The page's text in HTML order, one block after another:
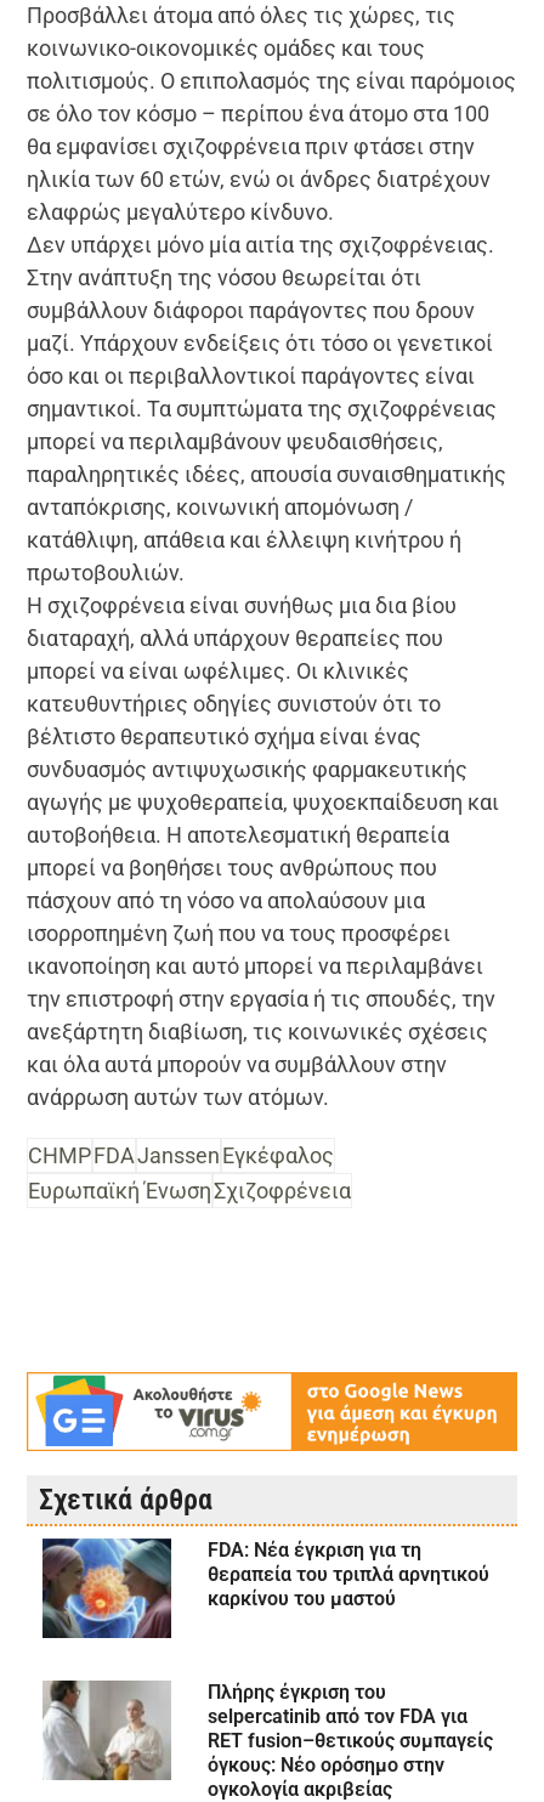
Προσβάλλει άτομα από όλες τις χώρες, τις
κοινωνικο-οικονομικές ομάδες και τους
πολιτισμούς. Ο επιπολασμός της είναι παρόμοιος
σε όλο τον κόσμο – περίπου ένα άτομο στα 100
θα εμφανίσει σχιζοφρένεια πριν φτάσει στην
ηλικία των 60 ετών, ενώ οι άνδρες διατρέχουν
ελαφρώς μεγαλύτερο κίνδυνο.
Δεν υπάρχει μόνο μία αιτία της σχιζοφρένειας.
Στην ανάπτυξη της νόσου θεωρείται ότι
συμβάλλουν διάφοροι παράγοντες που δρουν
μαζί. Υπάρχουν ενδείξεις ότι τόσο οι γενετικοί
όσο και οι περιβαλλοντικοί παράγοντες είναι
σημαντικοί. Τα συμπτώματα της σχιζοφρένειας
μπορεί να περιλαμβάνουν ψευδαισθήσεις,
παραληρητικές ιδέες, απουσία συναισθηματικής
ανταπόκρισης, κοινωνική απομόνωση /
κατάθλιψη, απάθεια και έλλειψη κινήτρου ή
πρωτοβουλιών.
Η σχιζοφρένεια είναι συνήθως μια δια βίου
διαταραχή, αλλά υπάρχουν θεραπείες που
μπορεί να είναι ωφέλιμες. Οι κλινικές
κατευθυντήριες οδηγίες συνιστούν ότι το
βέλτιστο θεραπευτικό σχήμα είναι ένας
συνδυασμός αντιψυχωσικής φαρμακευτικής
αγωγής με ψυχοθεραπεία, ψυχοεκπαίδευση και
αυτοβοήθεια. Η αποτελεσματική θεραπεία
μπορεί να βοηθήσει τους ανθρώπους που
πάσχουν από τη νόσο να απολαύσουν μια
ισορροπημένη ζωή που να τους προσφέρει
ικανοποίηση και αυτό μπορεί να περιλαμβάνει
την επιστροφή στην εργασία ή τις σπουδές, την
ανεξάρτητη διαβίωση, τις κοινωνικές σχέσεις
και όλα αυτά μπορούν να συμβάλλουν στην
ανάρρωση αυτών των ατόμων.
CHMPFDAJanssenΕγκέφαλος
Ευρωπαϊκή ΈνωσηΣχιζοφρένεια
Σχετικά άρθρα
FDA: Νέα έγκριση για τη
θεραπεία του τριπλά αρνητικού
καρκίνου του μαστού
Πλήρης έγκριση του
selpercatinib από τον FDA για
RET fusion–θετικούς συμπαγείς
όγκους: Νέο ορόσημο στην
ογκολογία ακριβείας